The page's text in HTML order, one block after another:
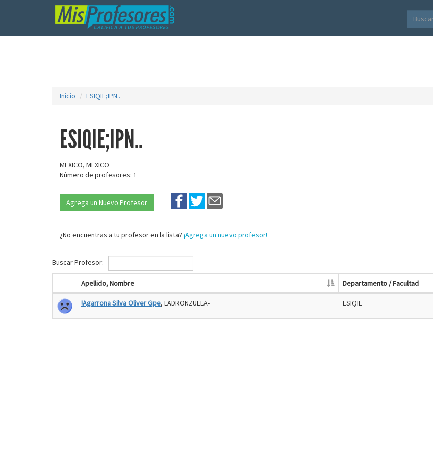
Inicio ESIQIE;IPN..
ESIQIE;IPN..
MEXICO, MEXICO
Número de profesores: 1
Agrega un Nuevo Profesor
¿No encuentras a tu profesor en la lista? ¡Agrega un nuevo profesor!
Buscar Profesor:
Apellido, Nombre Departamento / Facultad
!Agarrona Silva Oliver Gpe, LADRONZUELA- ESIQIE